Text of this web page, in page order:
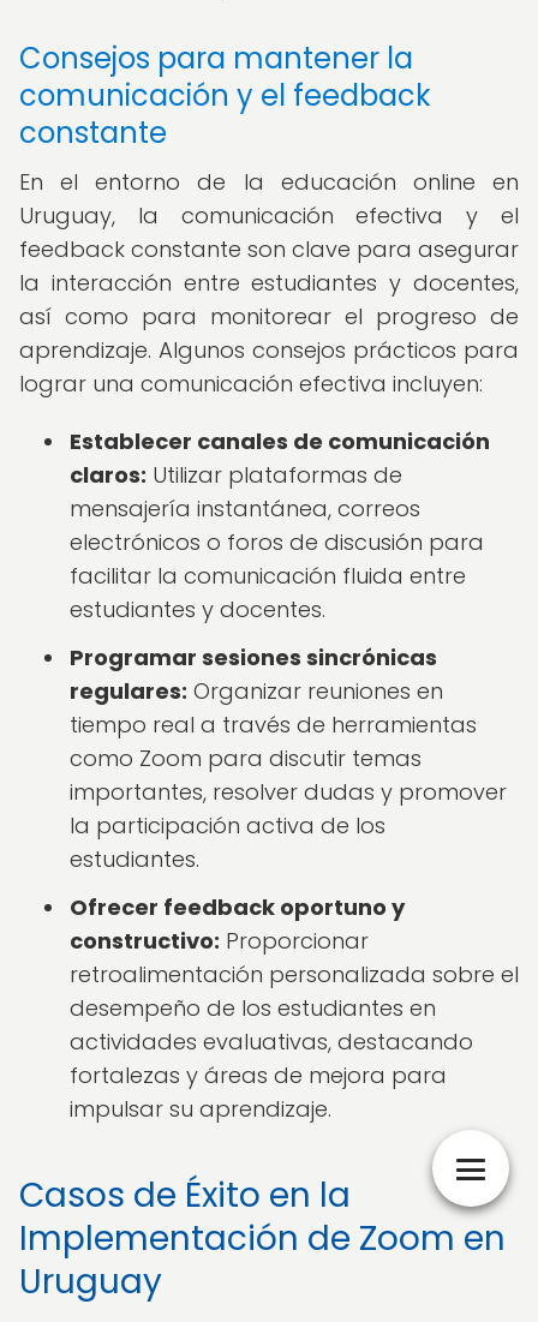
Consejos para mantener la
comunicación y el feedback
constante
En el entorno de la educación online en
Uruguay, la comunicación efectiva y el
feedback constante son clave para asegurar
la interacción entre estudiantes y docentes,
así como para monitorear el progreso de
aprendizaje. Algunos consejos prácticos para
lograr una comunicación efectiva incluyen:
Establecer canales de comunicación
claros: Utilizar plataformas de
mensajería instantánea, correos
electrónicos o foros de discusión para
facilitar la comunicación fluida entre
estudiantes y docentes.
Programar sesiones sincrónicas
regulares: Organizar reuniones en
tiempo real a través de herramientas
como Zoom para discutir temas
importantes, resolver dudas y promover
la participación activa de los
estudiantes.
Ofrecer feedback oportuno y
constructivo: Proporcionar
retroalimentación personalizada sobre el
desempeño de los estudiantes en
actividades evaluativas, destacando
fortalezas y áreas de mejora para
impulsar su aprendizaje.
Casos de Éxito en la
Implementación de Zoom en
Uruguay